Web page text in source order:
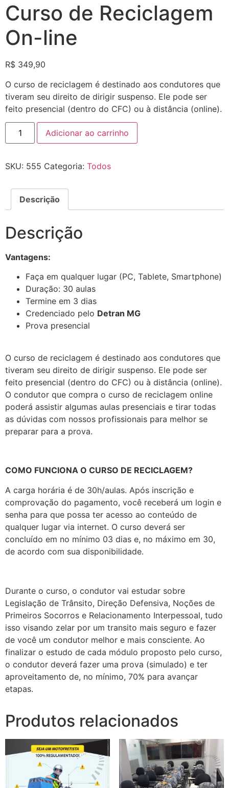
Curso de Reciclagem
On-line
R$ 349,90
O curso de reciclagem é destinado aos condutores que
tiveram seu direito de dirigir suspenso. Ele pode ser
feito presencial (dentro do CFC) ou à distância (online).
Adicionar ao carrinho
SKU: 555 Categoria: Todos
Descrição
Descrição
Vantagens:
Faça em qualquer lugar (PC, Tablete, Smartphone)
Duração: 30 aulas
Termine em 3 dias
Credenciado pelo Detran MG
Prova presencial
O curso de reciclagem é destinado aos condutores que
tiveram seu direito de dirigir suspenso. Ele pode ser
feito presencial (dentro do CFC) ou à distância (online).
O condutor que compra o curso de reciclagem online
poderá assistir algumas aulas presenciais e tirar todas
as dúvidas com nossos profissionais para melhor se
preparar para a prova.
COMO FUNCIONA O CURSO DE RECICLAGEM?
A carga horária é de 30h/aulas. Após inscrição e
comprovação do pagamento, você receberá um login e
senha para que possa ter acesso ao conteúdo de
qualquer lugar via internet. O curso deverá ser
concluído em no mínimo 03 dias e, no máximo em 30,
de acordo com sua disponibilidade.
Durante o curso, o condutor vai estudar sobre
Legislação de Trânsito, Direção Defensiva, Noções de
Primeiros Socorros e Relacionamento Interpessoal, tudo
isso visando zelar por um transito mais seguro e fazer
de você um condutor melhor e mais consciente. Ao
finalizar o estudo de cada módulo proposto pelo curso,
o condutor deverá fazer uma prova (simulado) e ter
aproveitamento de, no mínimo, 70% para avançar
etapas.
Produtos relacionados